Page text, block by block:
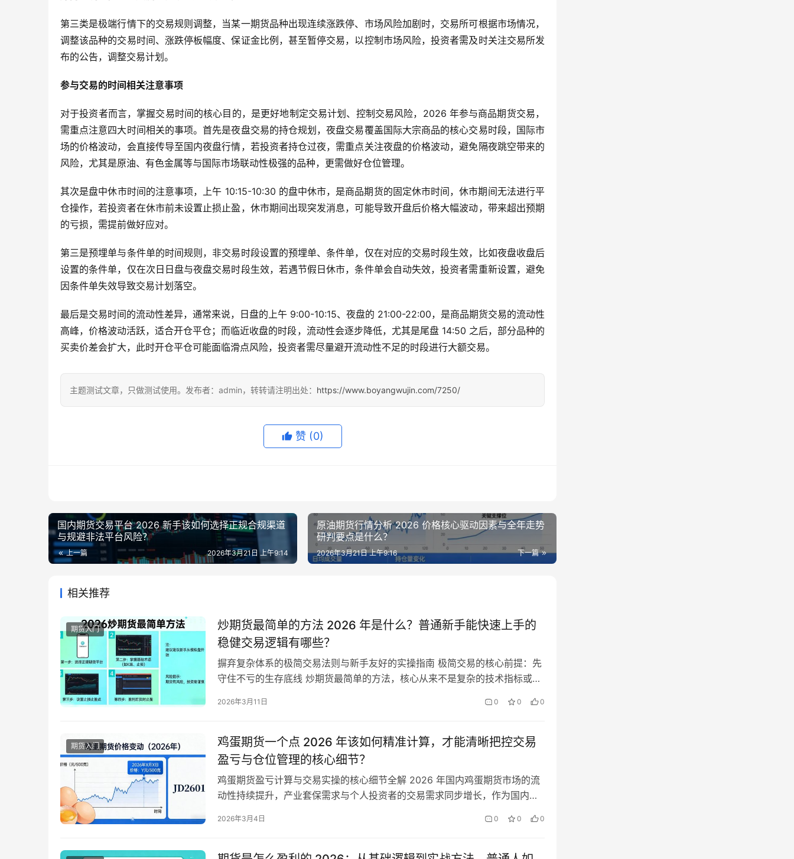
第三类是极端行情下的交易规则调整，当某一期货品种出现连续涨跌停、市场风险加剧时，交易所可根据市场情况，
调整该品种的交易时间、涨跌停板幅度、保证金比例，甚至暂停交易，以控制市场风险，投资者需及时关注交易所发
布的公告，调整交易计划。
参与交易的时间相关注意事项
对于投资者而言，掌握交易时间的核心目的，是更好地制定交易计划、控制交易风险，2026 年参与商品期货交易，
需重点注意四大时间相关的事项。首先是夜盘交易的持仓规划，夜盘交易覆盖国际大宗商品的核心交易时段，国际市
场的价格波动，会直接传导至国内夜盘行情，若投资者持仓过夜，需重点关注夜盘的价格波动，避免隔夜跳空带来的
风险，尤其是原油、有色金属等与国际市场联动性极强的品种，更需做好仓位管理。
其次是盘中休市时间的注意事项，上午 10:15-10:30 的盘中休市，是商品期货的固定休市时间，休市期间无法进行平
仓操作，若投资者在休市前未设置止损止盈，休市期间出现突发消息，可能导致开盘后价格大幅波动，带来超出预期
的亏损，需提前做好应对。
第三是预埋单与条件单的时间规则，非交易时段设置的预埋单、条件单，仅在对应的交易时段生效，比如夜盘收盘后
设置的条件单，仅在次日日盘与夜盘交易时段生效，若遇节假日休市，条件单会自动失效，投资者需重新设置，避免
因条件单失效导致交易计划落空。
最后是交易时间的流动性差异，通常来说，日盘的上午 9:00-10:15、夜盘的 21:00-22:00，是商品期货交易的流动性
高峰，价格波动活跃，适合开仓平仓；而临近收盘的时段，流动性会逐步降低，尤其是尾盘 14:50 之后，部分品种的
买卖价差会扩大，此时开仓平仓可能面临滑点风险，投资者需尽量避开流动性不足的时段进行大额交易。
主题测试文章，只做测试使用。发布者：admin，转转请注明出处： https://www.boyangwujin.com/7250/
赞 (0)
国内期货交易平台 2026 新手该如何选择正规合规渠道
与规避非法平台风险？
上一篇 2026年3月21日 上午9:14
原油期货行情分析 2026 价格核心驱动因素与全年走势
研判要点是什么？
下一篇
2026年3月21日 上午9:16
相关推荐
期货入门
炒期货最简单的方法 2026 年是什么？普通新手能快速上手的
稳健交易逻辑有哪些？
摒弃复杂体系的极简交易法则与新手友好的实操指南 极简交易的核心前提：先
守住不亏的生存底线 炒期货最简单的方法，核心从来不是复杂的技术指标或高
能够落地的前提。很多新手进入期货市场，总想着找一夜暴富的秘籍，沉迷于
了 “简单…
2026年3月11日 0 0 0
期货入门
鸡蛋期货一个点 2026 年该如何精准计算，才能清晰把控交易
盈亏与仓位管理的核心细节？
鸡蛋期货盈亏计算与交易实操的核心细节全解 2026 年国内鸡蛋期货市场的流
动性持续提升，产业套保需求与个人投资者的交易需求同步增长，作为国内农
关，交易机会丰富。很多新手投资者参与鸡蛋期货交易时，最基础也最核心的
2026年3月4日 0 0 0